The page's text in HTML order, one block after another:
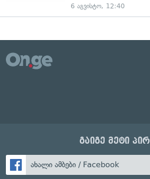
6 აგვისტო, 12:40
გაიგე მეტი
ახალი ამბები / Facebook